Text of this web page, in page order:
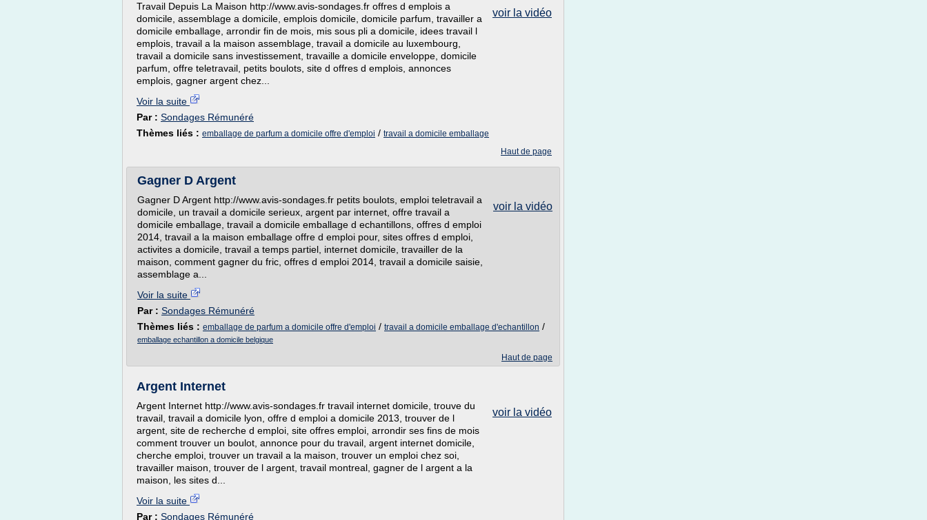
voir la vidéo
Travail Depuis La Maison http://www.avis-sondages.fr offres d emplois a
domicile, assemblage a domicile, emplois domicile, domicile parfum, travailler a
domicile emballage, arrondir fin de mois, mis sous pli a domicile, idees travail l
emplois, travail a la maison assemblage, travail a domicile au luxembourg,
travail a domicile sans investissement, travaille a domicile enveloppe, domicile
parfum, offre teletravail, petits boulots, site d offres d emplois, annonces
emplois, gagner argent chez...
Voir la suite
Par : Sondages Rémunéré
Thèmes liés : emballage de parfum a domicile offre d'emploi / travail a domicile emballage
Haut de page
Gagner D Argent
voir la vidéo
Gagner D Argent http://www.avis-sondages.fr petits boulots, emploi teletravail a
domicile, un travail a domicile serieux, argent par internet, offre travail a
domicile emballage, travail a domicile emballage d echantillons, offres d emploi
2014, travail a la maison emballage offre d emploi pour, sites offres d emploi,
activites a domicile, travail a temps partiel, internet domicile, travailler de la
maison, comment gagner du fric, offres d emploi 2014, travail a domicile saisie,
assemblage a...
Voir la suite
Par : Sondages Rémunéré
Thèmes liés : emballage de parfum a domicile offre d'emploi / travail a domicile emballage d'echantillon /
emballage echantillon a domicile belgique
Haut de page
Argent Internet
voir la vidéo
Argent Internet http://www.avis-sondages.fr travail internet domicile, trouve du
travail, travail a domicile lyon, offre d emploi a domicile 2013, trouver de l
argent, site de recherche d emploi, site offres emploi, arrondir ses fins de mois
comment trouver un boulot, annonce pour du travail, argent internet domicile,
cherche emploi, trouver un travail a la maison, trouver un emploi chez soi,
travailler maison, trouver de l argent, travail montreal, gagner de l argent a la
maison, les sites d...
Voir la suite
Par : Sondages Rémunéré